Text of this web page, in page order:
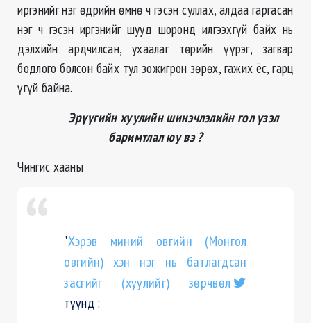
иргэнийг нэг өдрийн өмнө ч гэсэн суллах, алдаа гаргасан
нэг ч гэсэн иргэнийг шууд шоронд илгээхгүй байх нь
дэлхийн ардчилсан, ухаалаг төрийн үүрэг, загвар
бодлого болсон байх тул зожигрон зөрөх, гажих ёс, гарц
үгүй байна.
Эрүүгийн хуулийн шинэчлэлийн гол үзэл
баримтлал юу вэ ?
Чингис хааны
"Хэрэв миний овгийн (Монгол
овгийн) хэн нэг нь батлагдсан
засгийг (хуулийг) зөрчвөл
түүнд :